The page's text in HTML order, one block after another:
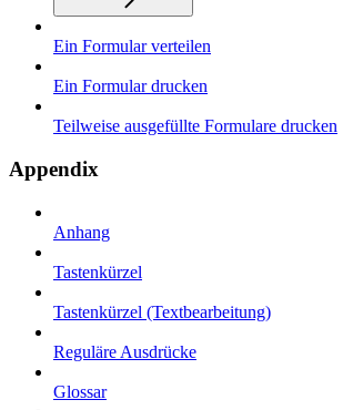
Ein Formular verteilen
Ein Formular drucken
Teilweise ausgefüllte Formulare drucken
Appendix
Anhang
Tastenkürzel
Tastenkürzel (Textbearbeitung)
Reguläre Ausdrücke
Glossar